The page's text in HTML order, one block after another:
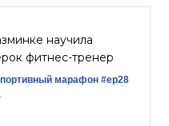
научила
фитнес-тренер
марафон #ер28